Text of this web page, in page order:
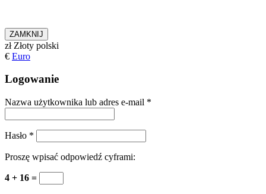
ZAMKNIJ
zł Złoty polski
€ Euro
Logowanie
Nazwa użytkownika lub adres e-mail *
Hasło *
Proszę wpisać odpowiedź cyframi:
4 + 16 =